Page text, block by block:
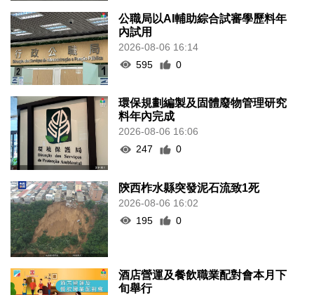
公職局以AI輔助綜合試審學歷料年
內試用
2026-08-06 16:14
595
0
環保規劃編製及固體廢物管理研究
料年內完成
2026-08-06 16:06
247
0
陝西柞水縣突發泥石流致1死
2026-08-06 16:02
195
0
酒店營運及餐飲職業配對會本月下
旬舉行